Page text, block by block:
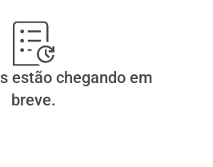
estão chegando em
breve.